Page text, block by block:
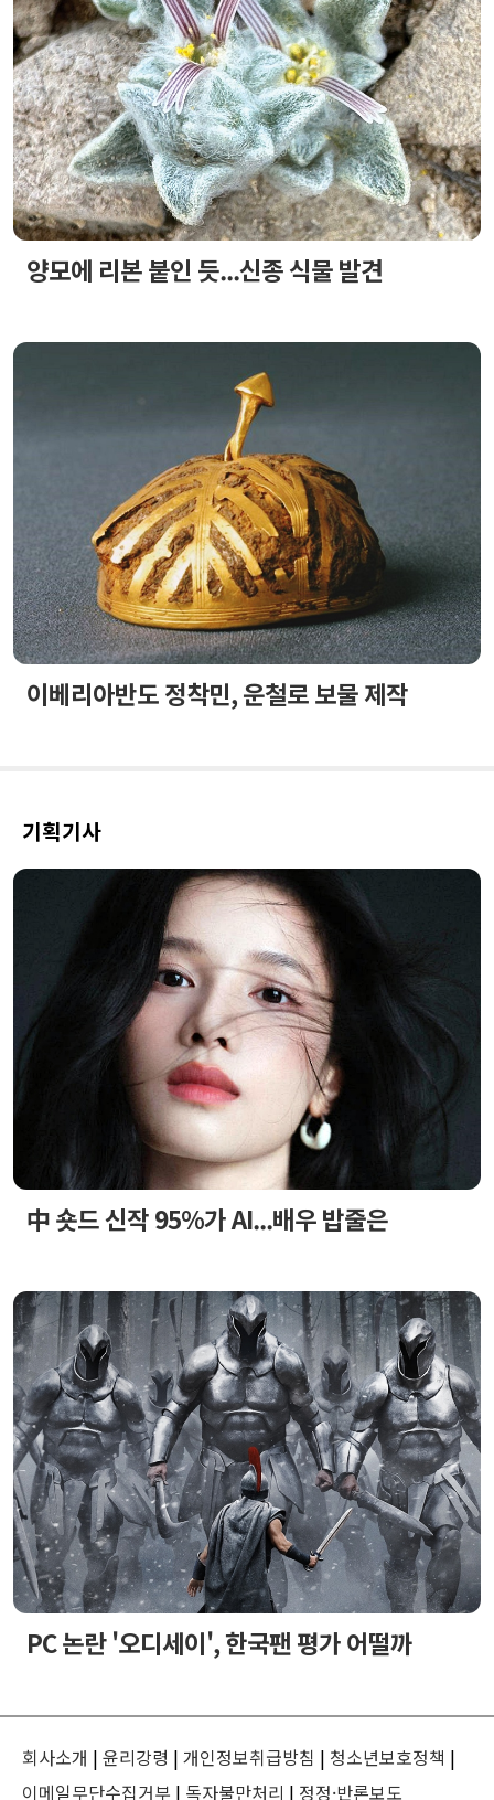
양모에 리본 붙인 듯...신종 식물 발견
이베리아반도 정착민, 운철로 보물 제작
기획기사
中 숏드 신작 95%가 AI...배우 밥줄은
PC 논란 '오디세이', 한국팬 평가 어떨까
회사소개 | 윤리강령 | 개인정보취급방침 | 청소년보호정책 |
이메일무단수집거부 | 독자불만처리 | 정정·반론보도